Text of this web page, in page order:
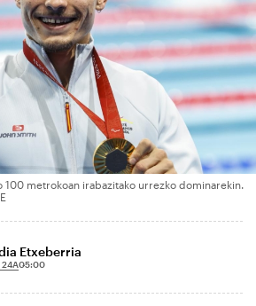
100 metrokoan irabazitako urrezko dominarekin.
Etxeberria
24A05:00